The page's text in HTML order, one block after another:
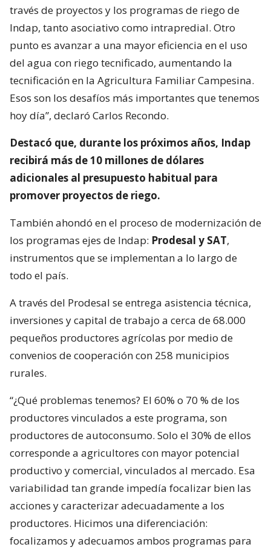
través de proyectos y los programas de riego de
Indap, tanto asociativo como intrapredial. Otro
punto es avanzar a una mayor eficiencia en el uso
del agua con riego tecnificado, aumentando la
tecnificación en la Agricultura Familiar Campesina.
Esos son los desafíos más importantes que tenemos
hoy día”, declaró Carlos Recondo.
Destacó que, durante los próximos años, Indap
recibirá más de 10 millones de dólares
adicionales al presupuesto habitual para
promover proyectos de riego.
También ahondó en el proceso de modernización de
los programas ejes de Indap: Prodesal y SAT,
instrumentos que se implementan a lo largo de
todo el país.
A través del Prodesal se entrega asistencia técnica,
inversiones y capital de trabajo a cerca de 68.000
pequeños productores agrícolas por medio de
convenios de cooperación con 258 municipios
rurales.
“¿Qué problemas tenemos? El 60% o 70 % de los
productores vinculados a este programa, son
productores de autoconsumo. Solo el 30% de ellos
corresponde a agricultores con mayor potencial
productivo y comercial, vinculados al mercado. Esa
variabilidad tan grande impedía focalizar bien las
acciones y caracterizar adecuadamente a los
productores. Hicimos una diferenciación:
focalizamos y adecuamos ambos programas para